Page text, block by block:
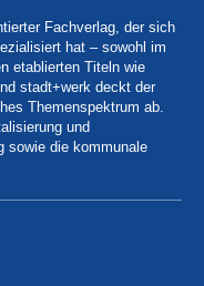
Fachverlag, der sich
hat – sowohl im
etablierten Titeln wie
stadt+werk deckt der
Themenspektrum ab.
und
sowie die kommunale